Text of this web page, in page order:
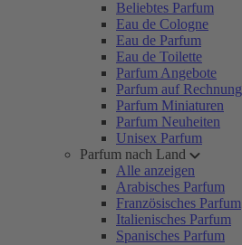
Beliebtes Parfum
Eau de Cologne
Eau de Parfum
Eau de Toilette
Parfum Angebote
Parfum auf Rechnung
Parfum Miniaturen
Parfum Neuheiten
Unisex Parfum
Parfum nach Land
Alle anzeigen
Arabisches Parfum
Französisches Parfum
Italienisches Parfum
Spanisches Parfum